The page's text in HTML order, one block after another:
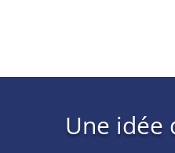
Une idée